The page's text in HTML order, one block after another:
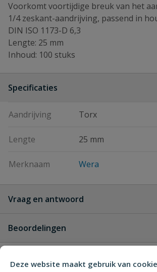
Deze website maakt gebruik van
Voorkomt voortijdige breuk van het
1/4 zeskant-aandrijving, passend in
DIN ISO 1173-D 6,3
Lengte: 25 mm
Inhoud: 100 stuks
Specificaties
Aandrijving Torx
Lengte 25 mm
Merknaam Wera
Vraag en antwoord
Beoordelingen